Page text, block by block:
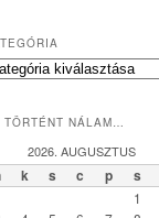
TÖRTÉNT NÁLAM…
2026. AUGUSZTUS
k s c p s
1